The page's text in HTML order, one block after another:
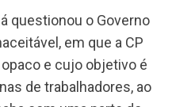
questionou o Governo
em que a CP
e cujo objetivo é
de trabalhadores, ao